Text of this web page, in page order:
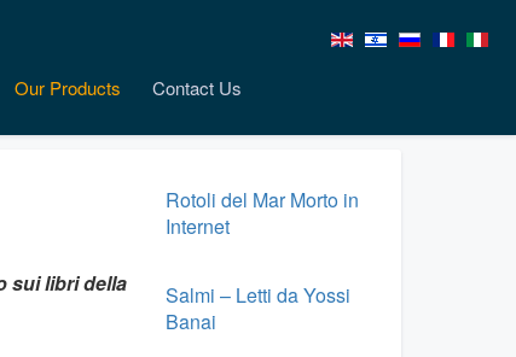
Our Products Contact Us
sui libri della
Rotoli del Mar Morto in
Internet
Salmi – Letti da Yossi
Banai